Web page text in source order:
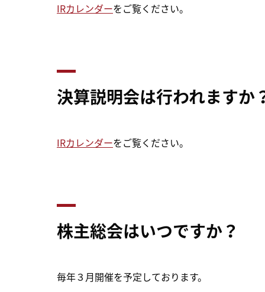
IRカレンダーをご覧ください。
決算説明会は行われますか
IRカレンダーをご覧ください。
株主総会はいつですか？
毎年３月開催を予定しております。